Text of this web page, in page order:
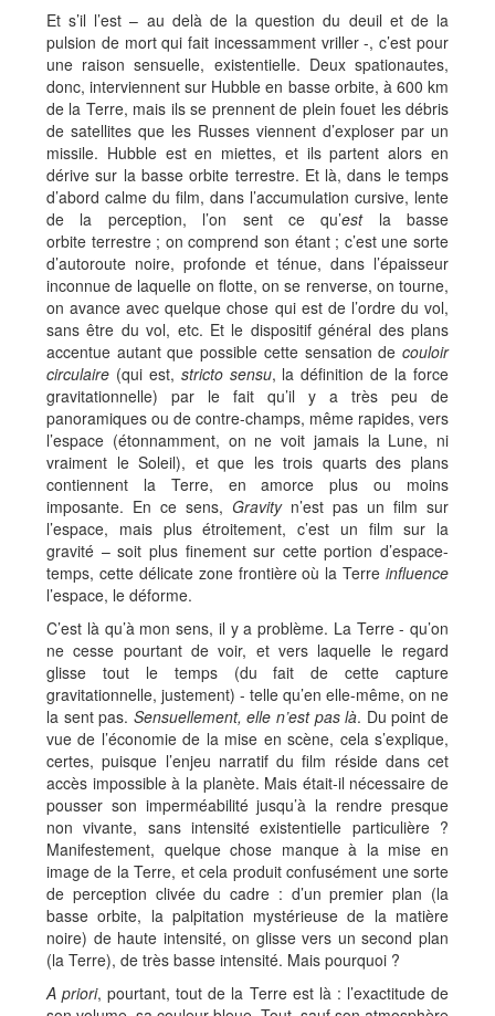
Et s’il l’est – au delà de la question du deuil et de la
pulsion de mort qui fait incessamment vriller -, c’est pour
une raison sensuelle, existentielle. Deux spationautes,
donc, interviennent sur Hubble en basse orbite, à 600 km
de la Terre, mais ils se prennent de plein fouet les débris
de satellites que les Russes viennent d’exploser par un
missile. Hubble est en miettes, et ils partent alors en
dérive sur la basse orbite terrestre. Et là, dans le temps
d’abord calme du film, dans l’accumulation cursive, lente
de la perception, l’on sent ce qu’estla basse
orbite terrestre ; on comprend son étant ; c’est une sorte
d’autoroute noire, profonde et ténue, dans l’épaisseur
inconnue de laquelle on flotte, on se renverse, on tourne,
on avance avec quelque chose qui est de l’ordre du vol,
sans être du vol, etc. Et le dispositif général des plans
accentue autant que possible cette sensation de couloir
circulaire (qui est, stricto sensu, la définition de la force
gravitationnelle) par le fait qu’il y a très peu de
panoramiques ou de contre-champs, même rapides, vers
l’espace (étonnamment, on ne voit jamais la Lune, ni
vraiment le Soleil), et que les trois quarts des plans
contiennent la Terre, en amorce plus ou moins
imposante. En ce sens, Gravityn’est pas un film sur
l’espace, mais plus étroitement, c’est un film sur la
gravité – soit plus finement sur cette portion d’espace-
temps, cette délicate zone frontière où la Terre influence
l’espace, le déforme.
C’est là qu’à mon sens, il y a problème. La Terre - qu’on
ne cesse pourtant de voir, et vers laquelle le regard
glisse tout le temps (du fait de cette capture
gravitationnelle, justement) - telle qu’en elle-même, on ne
la sent pas. Sensuellement, elle n’est pas là. Du point de
vue de l’économie de la mise en scène, cela s’explique,
certes, puisque l’enjeu narratif du film réside dans cet
accès impossible à la planète. Mais était-il nécessaire de
pousser son imperméabilité jusqu’à la rendre presque
non vivante, sans intensité existentielle particulière ?
Manifestement, quelque chose manque à la mise en
image de la Terre, et cela produit confusément une sorte
de perception clivée du cadre : d’un premier plan (la
basse orbite, la palpitation mystérieuse de la matière
noire) de haute intensité, on glisse vers un second plan
(la Terre), de très basse intensité. Mais pourquoi ?
A priori, pourtant, tout de la Terre est là : l’exactitude de